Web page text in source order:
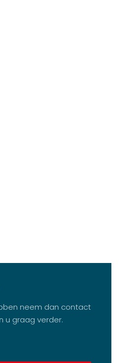
neem dan contact
u graag verder.